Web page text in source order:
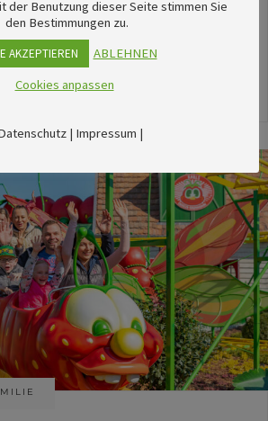
im August
der Benutzung dieser Seite stimmen Sie
den Bestimmungen zu.
AKZEPTIEREN
ABLEHNEN
Cookies anpassen
| Impressum |